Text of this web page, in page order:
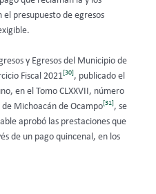
presupuesto de egresos
y Egresos del Municipio de
Fiscal 2021 [30] , publicado el
en el Tomo CLXXVII, número
Michoacán de Ocampo [31] , se
aprobó las prestaciones que
de un pago quincenal, en los